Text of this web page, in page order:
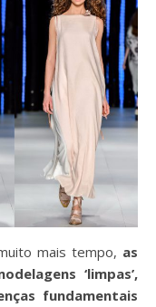
mais tempo, as
‘limpas’,
fundamentais